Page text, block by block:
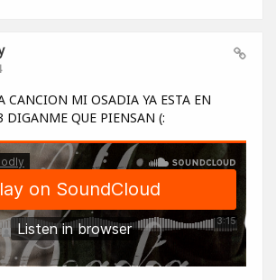
CANCION MI OSADIA YA ESTA EN
DIGANME QUE PIENSAN (: